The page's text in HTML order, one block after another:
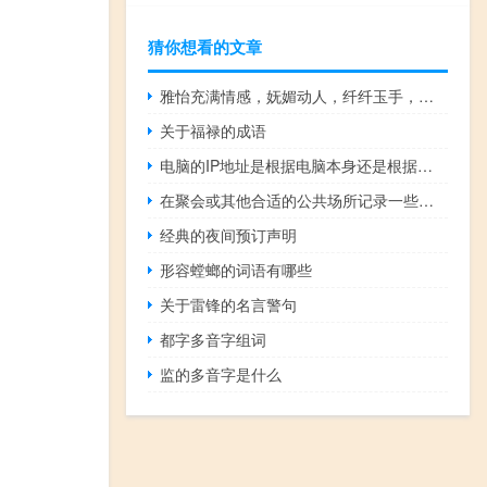
猜你想看的文章
雅怡充满情感，妩媚动人，纤纤玉手，轻抚朗衣
关于福禄的成语
电脑的IP地址是根据电脑本身还是根据网络定义的？
在聚会或其他合适的公共场所记录一些得体的话语
经典的夜间预订声明
形容螳螂的词语有哪些
关于雷锋的名言警句
都字多音字组词
监的多音字是什么